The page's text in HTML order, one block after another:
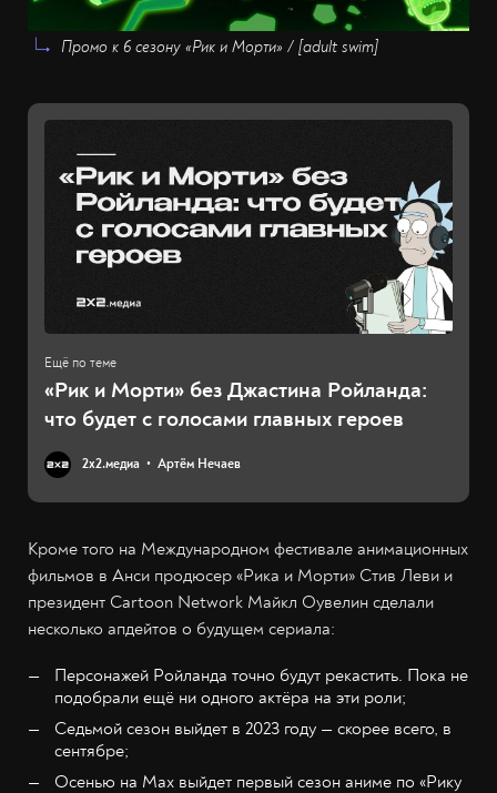
Промо к 6 сезону «Рик и Морти» / [adult swim]
«Рик и Морти» без Джастина Ройланда:
что будет с голосами главных героев
2х2.медиа Артём Нечаев
Кроме того на Международном фестивале анимационных
фильмов в Анси продюсер «Рика и Морти» Стив Леви и
президент Cartoon Network Майкл Оувелин сделали
несколько апдейтов о будущем сериала:
Персонажей Ройланда точно будут рекастить. Пока не
подобрали ещё ни одного актёра на эти роли;
Седьмой сезон выйдет в 2023 году — скорее всего, в
сентябре;
Осенью на Max выйдет первый сезон аниме по «Рику